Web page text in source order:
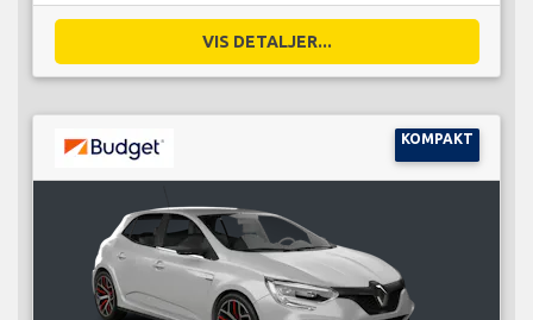
VIS DETALJER...
KOMPAKT